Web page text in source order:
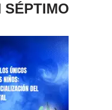
SÉPTIMO